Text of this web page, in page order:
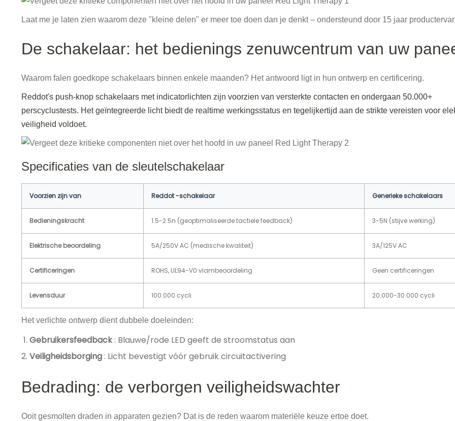
Laat me je laten zien waarom deze "kleine delen" er meer toe doen dan je denkt – ondersteund door 15 jaar
De schakelaar: het bedienings zenuwcentrum van uw
Waarom falen goedkope schakelaars binnen enkele maanden? Het antwoord ligt in hun ontwerp en certificering.
Reddot's push-knop schakelaars met indicatorlichten zijn voorzien van versterkte contacten en ondergaan 50.000+
perscyclustests. Het geïntegreerde licht biedt de realtime werkingsstatus en tegelijkertijd aan de strikte vereisten voor
veiligheid voldoet.
Specificaties van de sleutelschakelaar
Voorzien zijn van Reddot -schakelaar Generieke schakelaars
Bedieningskracht 1.5-2.5n (geoptimaliseerde tactiele feedback) 3-5N (stijve werking)
Elektrische beoordeling 5A/250V AC (medische kwaliteit) 3A/125V AC
Certificeringen ROHS, UL94-V0 vlambeoordeling Geen certificeringen
Levensduur 100.000 cycli 20.000-30.000 cycli
Het verlichte ontwerp dient dubbele doeleinden:
Gebruikersfeedback: Blauwe/rode LED geeft de stroomstatus aan
Veiligheidsborging : Licht bevestigt vóór gebruik circuitactivering
Bedrading: de verborgen veiligheidswachter
Ooit gesmolten draden in apparaten gezien? Dat is de reden waarom materiële keuze ertoe doet.